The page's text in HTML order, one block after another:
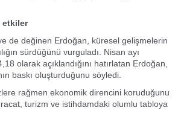
etkiler
de değinen Erdoğan, küresel gelişmelerin
sürdüğünü vurguladı. Nisan ayı
olarak açıklandığını hatırlatan Erdoğan,
baskı oluşturduğunu söyledi.
rağmen ekonomik direncini koruduğunu
turizm ve istihdamdaki olumlu tabloya